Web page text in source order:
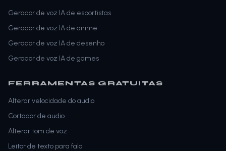
Gerador de voz IA de esportistas
Gerador de voz IA de anime
Gerador de voz IA de desenho
Gerador de voz IA de games
FERRAMENTAS GRATUITAS
Alterar velocidade do audio
Cortador de audio
Alterar tom de voz
Leitor de texto para fala